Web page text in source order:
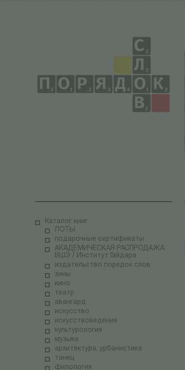
Каталог книг
ЛОТЫ
подарочные сертификаты
АКАДЕМИЧЕСКАЯ РАСПРОДАЖА
ВШЭ / Институт Гайдара
издательство порядок слов
зины
кино
театр
авангард
искусство
искусствоведение
культурология
музыка
архитектура, урбанистика
танец
филология